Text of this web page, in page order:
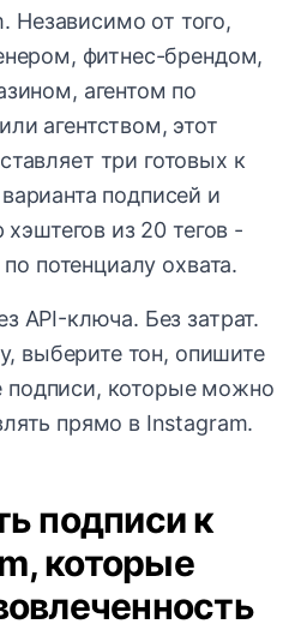
Независимо от того,
фитнес-брендом,
агентом по
агентством, этот
три готовых к
подписей и
из 20 тегов -
потенциалу охвата.
API-ключа. Без затрат.
выберите тон, опишите
подписи, которые можно
прямо в Instagram.
подписи к
которые